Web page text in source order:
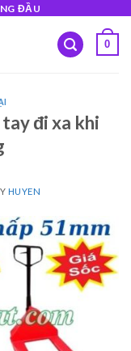
ĐẦU
0
tay đi xa khi
HUYEN